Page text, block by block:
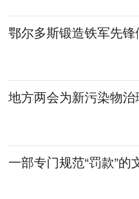
地方两会为新污染物治
一部专门规范“罚款”的